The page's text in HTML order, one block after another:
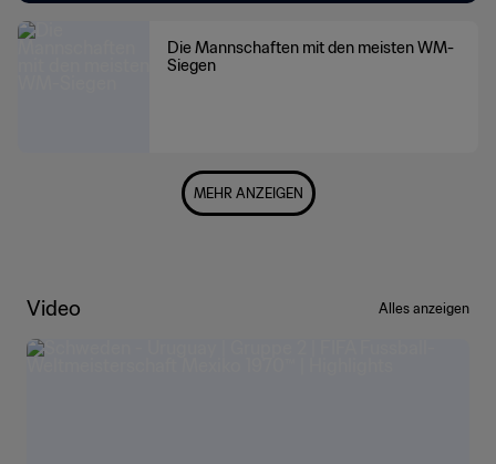
Die Mannschaften mit den meisten WM-
Siegen
MEHR ANZEIGEN
Video Alles anzeigen